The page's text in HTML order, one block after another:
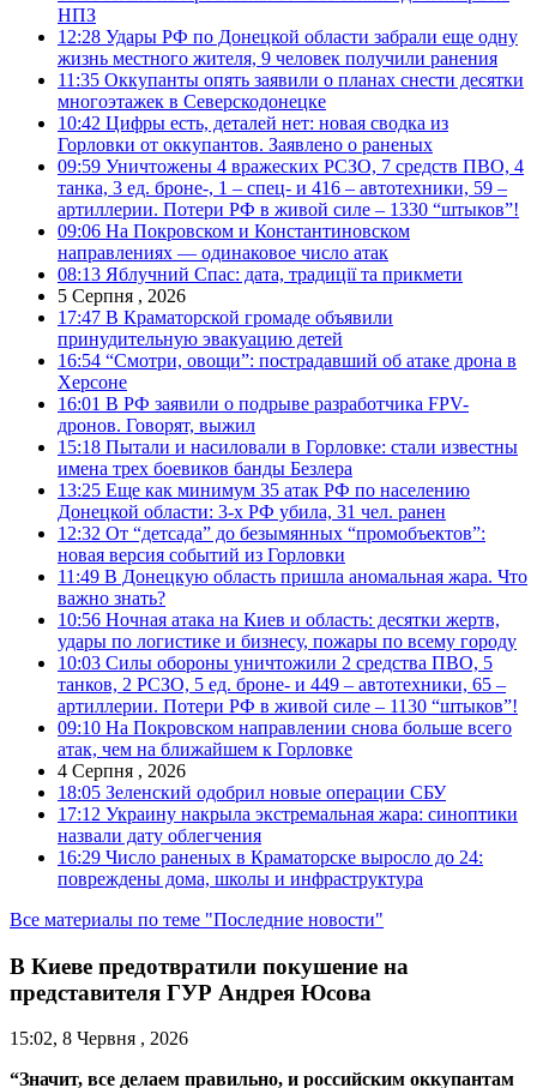
НПЗ
12:28 Удары РФ по Донецкой области забрали еще одну
жизнь местного жителя, 9 человек получили ранения
11:35 Оккупанты опять заявили о планах снести десятки
многоэтажек в Северскодонецке
10:42 Цифры есть, деталей нет: новая сводка из
Горловки от оккупантов. Заявлено о раненых
09:59 Уничтожены 4 вражеских РСЗО, 7 средств ПВО, 4
танка, 3 ед. броне-, 1 – спец- и 416 – автотехники, 59 –
артиллерии. Потери РФ в живой силе – 1330 “штыков”!
09:06 На Покровском и Константиновском
направлениях — одинаковое число атак
08:13 Яблучний Спас: дата, традиції та прикмети
5 Серпня , 2026
17:47 В Краматорской громаде объявили
принудительную эвакуацию детей
16:54 “Смотри, овощи”: пострадавший об атаке дрона в
Херсоне
16:01 В РФ заявили о подрыве разработчика FPV-
дронов. Говорят, выжил
15:18 Пытали и насиловали в Горловке: стали известны
имена трех боевиков банды Безлера
13:25 Еще как минимум 35 атак РФ по населению
Донецкой области: 3-х РФ убила, 31 чел. ранен
12:32 От “детсада” до безымянных “промобъектов”:
новая версия событий из Горловки
11:49 В Донецкую область пришла аномальная жара. Что
важно знать?
10:56 Ночная атака на Киев и область: десятки жертв,
удары по логистике и бизнесу, пожары по всему городу
10:03 Силы обороны уничтожили 2 средства ПВО, 5
танков, 2 РСЗО, 5 ед. броне- и 449 – автотехники, 65 –
артиллерии. Потери РФ в живой силе – 1130 “штыков”!
09:10 На Покровском направлении снова больше всего
атак, чем на ближайшем к Горловке
4 Серпня , 2026
18:05 Зеленский одобрил новые операции СБУ
17:12 Украину накрыла экстремальная жара: синоптики
назвали дату облегчения
16:29 Число раненых в Краматорске выросло до 24:
повреждены дома, школы и инфраструктура
Все материалы по теме "Последние новости"
В Киеве предотвратили покушение на
представителя ГУР Андрея Юсова
15:02, 8 Червня , 2026
“Значит, все делаем правильно, и российским оккупантам